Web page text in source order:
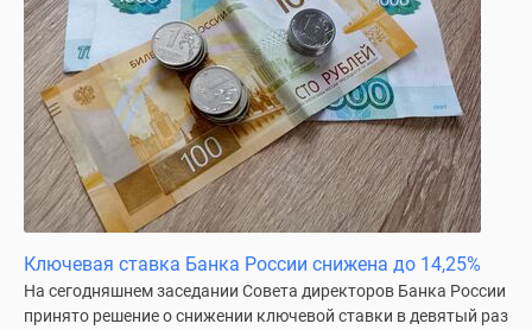
Ключевая ставка Банка России снижена до 14,25%
На сегодняшнем заседании Совета директоров Банка России
принято решение о снижении ключевой ставки в девятый раз